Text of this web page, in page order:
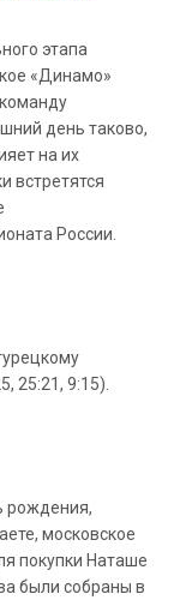
этапа
«Динамо»
день таково,
на их
встретятся
России.
25:21, 9:15).
рождения,
московское
покупки Наташе
были собраны в